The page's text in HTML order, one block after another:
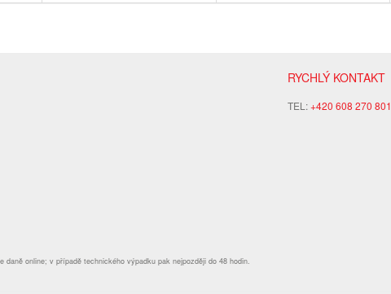
RYCHLÝ KONTAKT
TEL:+420 608 270 801
online; v případě technického výpadku pak nejpozději do 48 hodin.